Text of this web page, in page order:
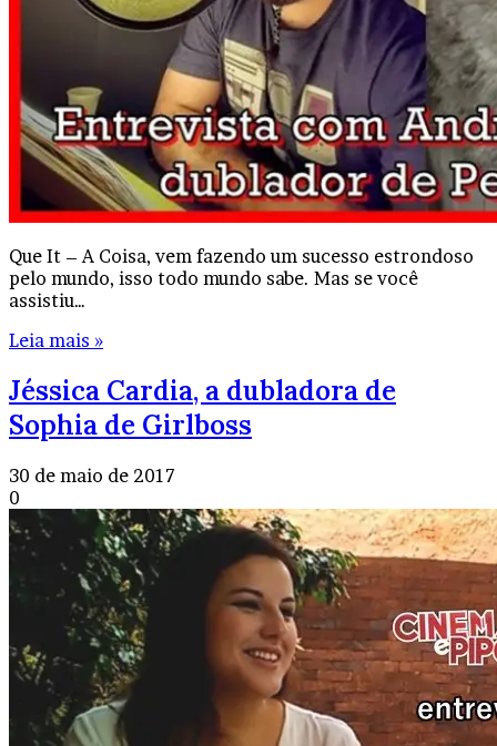
Que It – A Coisa, vem fazendo um sucesso estrondoso
pelo mundo, isso todo mundo sabe. Mas se você
assistiu…
Leia mais »
Jéssica Cardia, a dubladora de
Sophia de Girlboss
30 de maio de 2017
0